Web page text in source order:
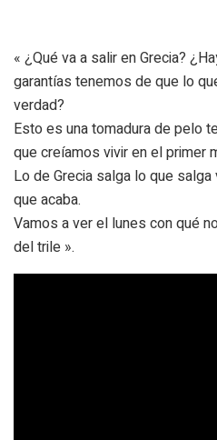
« ¿Qué va a salir en Grecia?
garantías tenemos de que lo
verdad?
Esto es una tomadura de pelo
que creíamos vivir en el primer
Lo de Grecia salga lo que
que acaba.
Vamos a ver el lunes con qué
del trile ».